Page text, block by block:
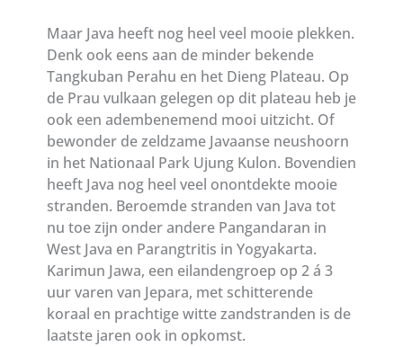
Maar Java heeft nog heel veel mooie plekken.
Denk ook eens aan de minder bekende
Tangkuban Perahu en het Dieng Plateau. Op
de Prau vulkaan gelegen op dit plateau heb je
ook een adembenemend mooi uitzicht. Of
bewonder de zeldzame Javaanse neushoorn
in het Nationaal Park Ujung Kulon. Bovendien
heeft Java nog heel veel onontdekte mooie
stranden. Beroemde stranden van Java tot
nu toe zijn onder andere Pangandaran in
West Java en Parangtritis in Yogyakarta.
Karimun Jawa, een eilandengroep op 2 á 3
uur varen van Jepara, met schitterende
koraal en prachtige witte zandstranden is de
laatste jaren ook in opkomst.